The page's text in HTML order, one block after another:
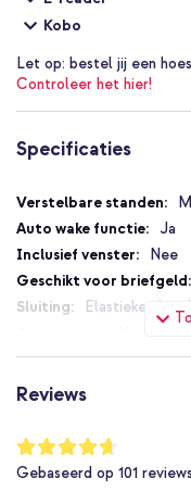
Kobo
Let op: bestel jij een
Controleer het hier!
Specificaties
Specificaties
Ja
Nee
Elastieken band
Nee
Reviews
Waardering:
93
%
of
Gebaseerd op 101 reviews